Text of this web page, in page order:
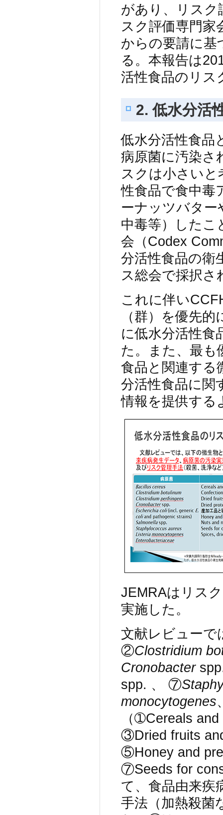
があり、リスク
スク評価専門家
からの要請に基
る。本報告は
活性食品のリス
2. 低水分活
低水分活性食品
病原菌に汚染さ
スクは小さい
性食品で食中毒
ーナッツバタ
中毒等）したこ
会（Codex
分活性食品の衛
ス総会で採択さ
これに伴い
（群）を優先
に低水分活性食
た。また、最も
食品と関連する
分活性食品に関
情報を提供する
JEMRAはリス
実施した。
文献レビュー
②Clostridium
Cronobacter
spp. 、 ⑦
monocytogenes
（➀Cereals
③Dried fruits
⑤Honey and
⑦Seeds for
て、食品由来疾
手法（加熱殺菌